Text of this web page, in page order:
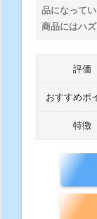
品になって
商品にはハズ
評価
おすすめポ
特徴